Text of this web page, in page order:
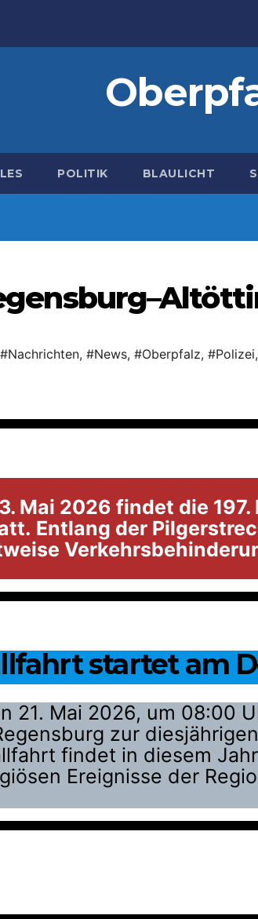
POLITIK BLAULICHT
#Nachrichten, #News, #Oberpfalz, #Polizei,
Mai 2026 findet die
Entlang der
startet am
21. Mai 2026, um 08:00
zur diesjährigen
findet in diesem
Ereignisse der